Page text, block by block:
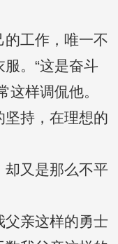
工作，唯一不
。“这是奋斗
这样调侃他。
坚持，在理想的
又是那么不平
亲这样的勇士